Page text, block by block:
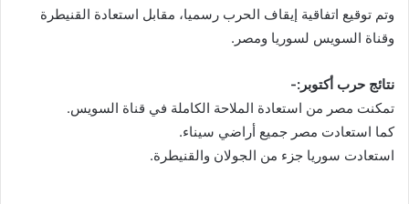
وتم توقيع اتفاقية إيقاف الحرب رسميا، مقابل استعادة القنيطرة
وقناة السويس لسوريا ومصر.
نتائج حرب أكتوبر:-
تمكنت مصر من استعادة الملاحة الكاملة في قناة السويس.
كما استعادت مصر جميع أراضي سيناء.
استعادت سوريا جزء من الجولان والقنيطرة.